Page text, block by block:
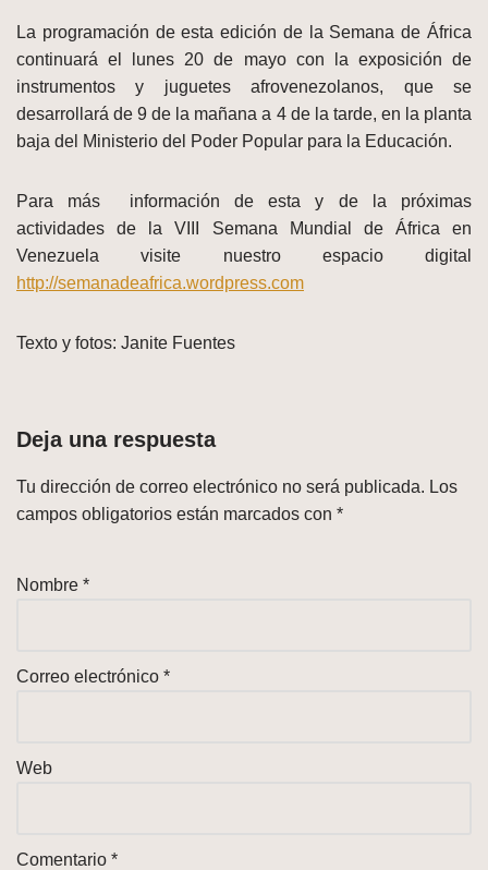
La programación de esta edición de la Semana de África
continuará el lunes 20 de mayo con la exposición de
instrumentos y juguetes afrovenezolanos, que se
desarrollará de 9 de la mañana a 4 de la tarde, en la planta
baja del Ministerio del Poder Popular para la Educación.
Para más información de esta y de la próximas
actividades de la VIII Semana Mundial de África en
Venezuela visite nuestro espacio digital
http://semanadeafrica.wordpress.com
Texto y fotos: Janite Fuentes
Deja una respuesta
Tu dirección de correo electrónico no será publicada. Los
campos obligatorios están marcados con *
Nombre *
Correo electrónico *
Web
Comentario *